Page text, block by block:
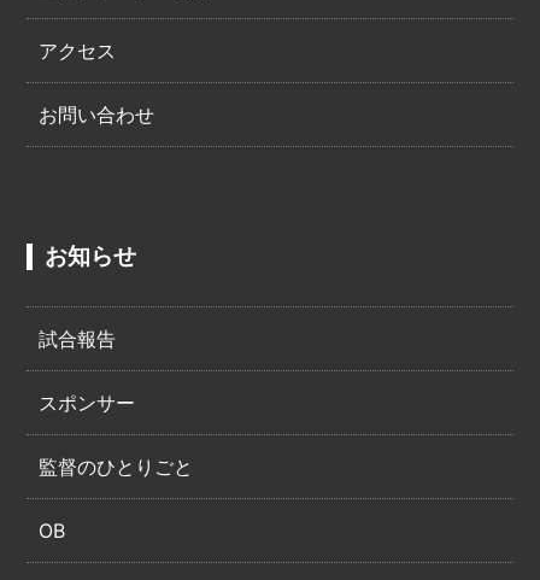
アクセス
お問い合わせ
お知らせ
試合報告
スポンサー
監督のひとりごと
OB